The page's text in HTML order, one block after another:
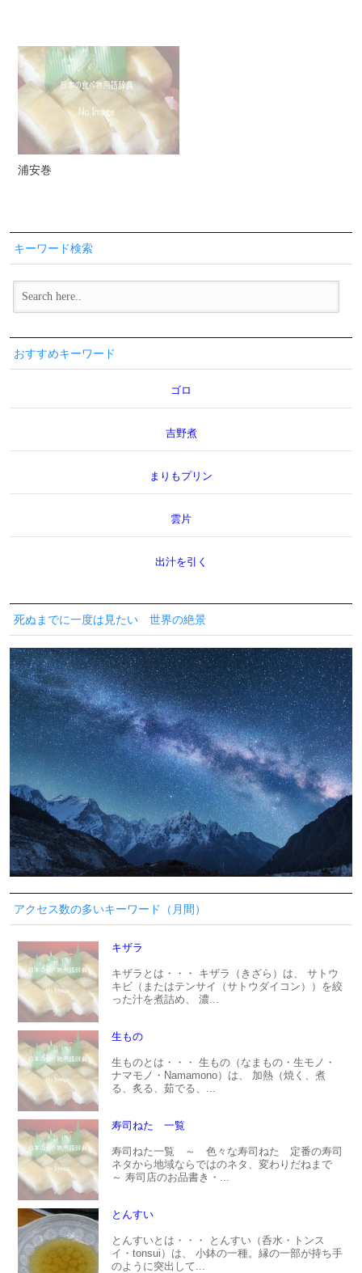
浦安巻
キーワード検索
おすすめキーワード
ゴロ
吉野煮
まりもプリン
雲片
出汁を引く
死ぬまでに一度は見たい 世界の絶景
アクセス数の多いキーワード（月間）
キザラ
キザラとは・・・ キザラ（きざら）は、 サトウ
キビ（またはテンサイ（サトウダイコン））を絞
った汁を煮詰め、 濃...
生もの
生ものとは・・・ 生もの（なまもの・生モノ・
ナマモノ・Namamono）は、 加熱（焼く、煮
る、炙る、茹でる、...
寿司ねた 一覧
寿司ねた一覧 ～ 色々な寿司ねた 定番の寿司
ネタから地域ならではのネタ、変わりだねまで
～ 寿司店のお品書き・...
とんすい
とんすいとは・・・ とんすい（呑水・トンス
イ・tonsui）は、 小鉢の一種。縁の一部が持ち手
のように突出して...